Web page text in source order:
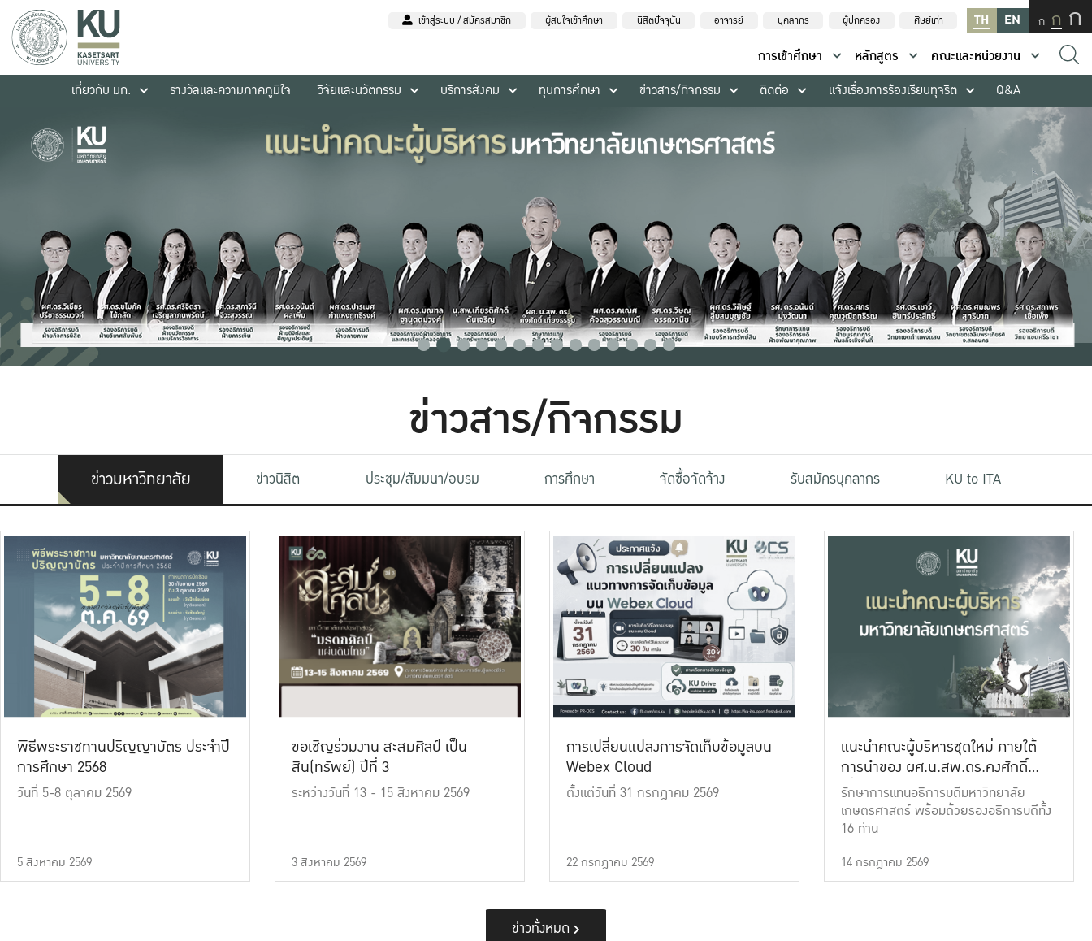
เข้าสู่ระบบ / สมัครสมาชิก ผู้สนใจเข้าศึกษา นิสิตปัจจุบัน อาจารย์ บุคลากร ผู้ปกครอง ศิษย์เก่า TH EN ก ก ก
การเข้าศึกษา หลักสูตร
คณะและหน่วยงาน
เกี่ยวกับ มก.
รางวัลและความภาคภูมิใจ วิจัยและนวัตกรรม บริการสังคม ทุนการศึกษา ข่าวสาร/กิจกรรม ติดต่อ แจ้งเรื่องการร้องเรียนทุจริต Q&A
ข่าวสาร/กิจกรรม
ข่าวมหาวิทยาลัย ข่าวนิสิต ประชุม/สัมมนา/อบรม การศึกษา จัดซื้อจัดจ้าง รับสมัครบุคลากร KU to ITA
พิธีพระราชทานปริญญาบัตร ประจำปี
การศึกษา 2568
วันที่ 5-8 ตุลาคม 2569
5 สิงหาคม 2569
ขอเชิญร่วมงาน สะสมศิลป์ เป็น
สิน(ทรัพย์) ปีที่ 3
ระหว่างวันที่ 13 - 15 สิงหาคม 2569
3 สิงหาคม 2569
การเปลี่ยนแปลงการจัดเก็บข้อมูลบน
Webex Cloud
ตั้งแต่วันที่ 31 กรกฎาคม 2569
22 กรกฎาคม 2569
แนะนำคณะผู้บริหารชุดใหม่ ภายใต้
การนำของ ผศ.น.สพ.ดร.คงศักดิ์
เที่ยงธรรม
รักษาการแทนอธิการบดีมหาวิทยาลัย
เกษตรศาสตร์ พร้อมด้วยรองอธิการบดีทั้ง
16 ท่าน
14 กรกฎาคม 2569
ข่าวทั้งหมด